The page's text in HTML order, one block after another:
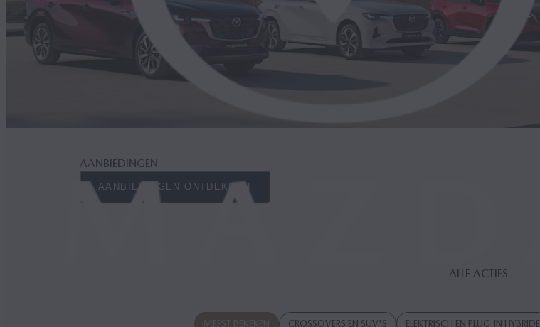
AANBIEDINGEN
AANBIEDINGEN ONTDEKKEN
ALLE ACTIES
MEEST BEKEKEN CROSSOVERS EN SUV'S ELEKTRISCH EN PLUG-IN HYBRIDE